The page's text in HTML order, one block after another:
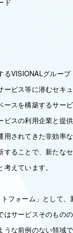
ド
るVISIONALグループ
ービス等に潜むセキ
ースを構築するサー
ビスの利用企業と提
用されてきた非効率
することで、新たな
えています。
フォーム」として、
はサービスそのもの
うな前例のない領域